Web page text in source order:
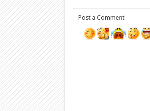
Post a Comment